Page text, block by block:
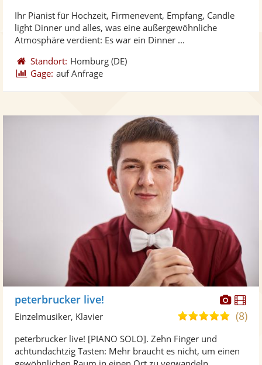
Fotos
5
Ihr Pianist für Hochzeit, Firmenevent, Empfang, Candle
light Dinner und alles, was eine außergewöhnliche
Atmosphäre verdient: Es war ein Dinner ...
Standort: Homburg (DE)
Gage: auf Anfrage
peterbrucker live!
5,0(8)
Einzelmusiker, Klavier
peterbrucker live! [PIANO SOLO]. Zehn Finger und
achtundachtzig Tasten: Mehr braucht es nicht, um einen